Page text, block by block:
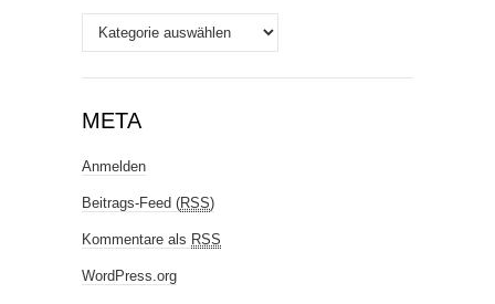
Stichworte
META
Anmelden
Beitrags-Feed (RSS)
Kommentare als RSS
WordPress.org